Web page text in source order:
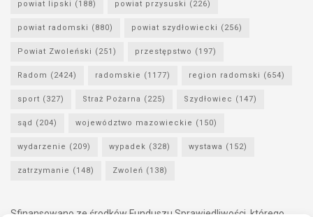
powiat lipski (188) powiat przysuski (226)
powiat radomski (880) powiat szydłowiecki (256)
Powiat Zwoleński (251) przestępstwo (197)
Radom (2424) radomskie (1177) region radomski (654)
sport (327) Straż Pożarna (225) Szydłowiec (147)
sąd (204) województwo mazowieckie (150)
wydarzenie (209) wypadek (328) wystawa (152)
zatrzymanie (148) Zwoleń (138)
Sfinansowano ze środków Funduszu Sprawiedliwości, którego